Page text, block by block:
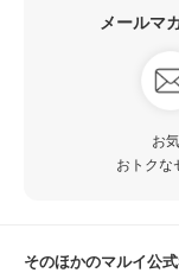
メールマ
お
おトクな
そのほかのマルイ公